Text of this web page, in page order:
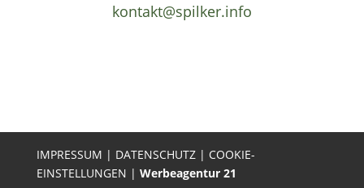
kontakt@spilker.info
IMPRESSUM | DATENSCHUTZ | COOKIE-
EINSTELLUNGEN | Werbeagentur 21